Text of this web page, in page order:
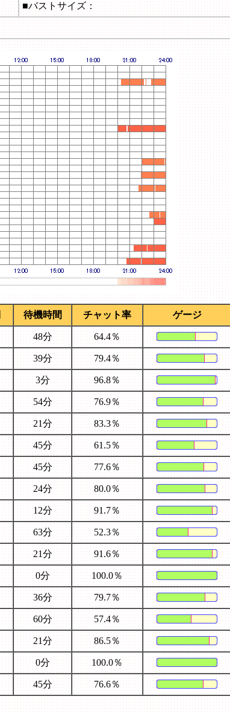
■バストサイズ：
待機時間 チャット率 ゲージ
48分 64.4％
39分 79.4％
3分 96.8％
54分 76.9％
21分 83.3％
45分 61.5％
45分 77.6％
24分 80.0％
12分 91.7％
63分 52.3％
21分 91.6％
0分 100.0％
36分 79.7％
60分 57.4％
21分 86.5％
0分 100.0％
45分 76.6％